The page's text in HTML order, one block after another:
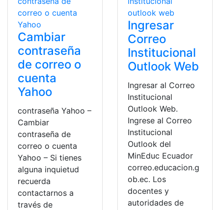
Cambiar
contraseña
de correo o
cuenta
Yahoo
contraseña Yahoo –
Cambiar
contraseña de
correo o cuenta
Yahoo – Si tienes
alguna inquietud
recuerda
contactarnos a
través de
Ingresar
Correo
Institucional
Outlook Web
Ingresar al Correo
Institucional
Outlook Web.
Ingrese al Correo
Institucional
Outlook del
MinEduc Ecuador
correo.educacion.g
ob.ec. Los
docentes y
autoridades de